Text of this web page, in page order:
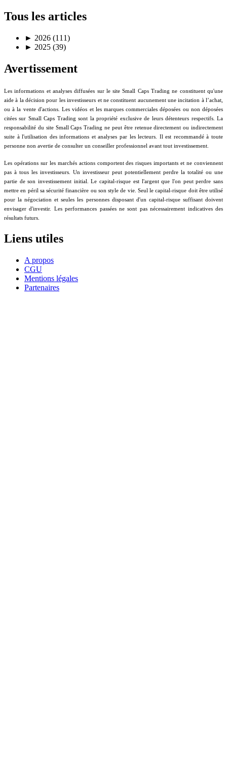
Tous les articles
► 2026 (111)
► 2025 (39)
Avertissement
Les informations et analyses diffusées sur le site Small Caps Trading ne constituent qu'une
aide à la décision pour les investisseurs et ne constituent aucunement une incitation à l’achat,
ou à la vente d'actions. Les vidéos et les marques commerciales déposées ou non déposées
citées sur Small Caps Trading sont la propriété exclusive de leurs détenteurs respectifs. La
responsabilité du site Small Caps Trading ne peut être retenue directement ou indirectement
suite à l'utilisation des informations et analyses par les lecteurs. Il est recommandé à toute
personne non avertie de consulter un conseiller professionnel avant tout investissement.
Les opérations sur les marchés actions comportent des risques importants et ne conviennent
pas à tous les investisseurs. Un investisseur peut potentiellement perdre la totalité ou une
partie de son investissement initial. Le capital-risque est l'argent que l'on peut perdre sans
mettre en péril sa sécurité financière ou son style de vie. Seul le capital-risque doit être utilisé
pour la négociation et seules les personnes disposant d'un capital-risque suffisant doivent
envisager d'investir. Les performances passées ne sont pas nécessairement indicatives des
résultats futurs.
Liens utiles
A propos
CGU
Mentions légales
Partenaires